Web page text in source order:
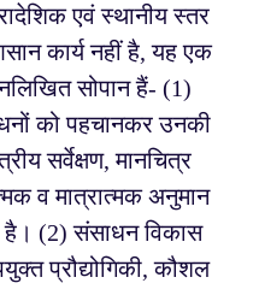
एवं स्थानीय स्तर
कार्य नहीं है, यह एक
सोपान हैं- (1)
को पहचानकर उनकी
सर्वेक्षण, मानचित्र
व मात्रात्मक अनुमान
(2) संसाधन विकास
प्रौद्योगिकी, कौशल